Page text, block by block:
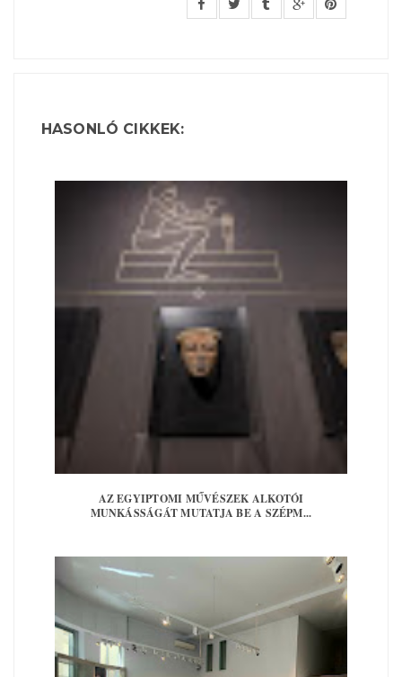
HASONLÓ CIKKEK:
AZ EGYIPTOMI MŰVÉSZEK ALKOTÓI
MUNKÁSSÁGÁT MUTATJA BE A SZÉPM...